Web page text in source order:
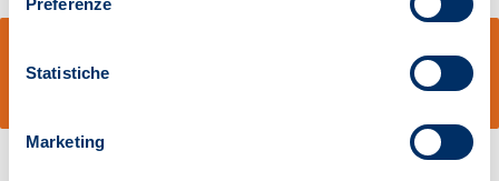
Statistiche
Marketing
Pistoia 01680210505 – R.E.A. n.155974 - Cap.Soc. € 2.000.000,00 i.v. La
Società adotta il Codice Etico D.lgs. 231/01